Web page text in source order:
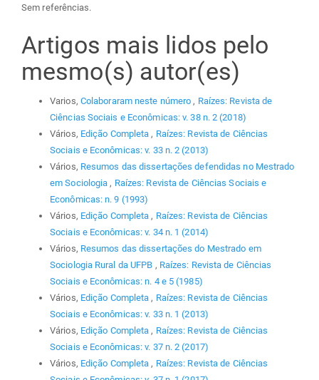
Sem referências.
Artigos mais lidos pelo
mesmo(s) autor(es)
Varios, Colaboraram neste número, Raízes: Revista de
Ciências Sociais e Econômicas: v. 38 n. 2 (2018)
Vários, Edição Completa, Raízes: Revista de Ciências
Sociais e Econômicas: v. 33 n. 2 (2013)
Vários, Resumos das dissertações defendidas no Mestrado
em Sociologia, Raízes: Revista de Ciências Sociais e
Econômicas: n. 9 (1993)
Vários, Edição Completa, Raízes: Revista de Ciências
Sociais e Econômicas: v. 34 n. 1 (2014)
Vários, Resumos das dissertações do Mestrado em
Sociologia Rural da UFPB , Raízes: Revista de Ciências
Sociais e Econômicas: n. 4 e 5 (1985)
Vários, Edição Completa, Raízes: Revista de Ciências
Sociais e Econômicas: v. 33 n. 1 (2013)
Vários, Edição Completa, Raízes: Revista de Ciências
Sociais e Econômicas: v. 37 n. 2 (2017)
Vários, Edição Completa, Raízes: Revista de Ciências